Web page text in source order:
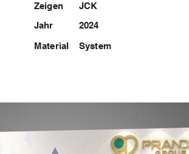
Zeigen
JCK
Jahr
2024
Material System